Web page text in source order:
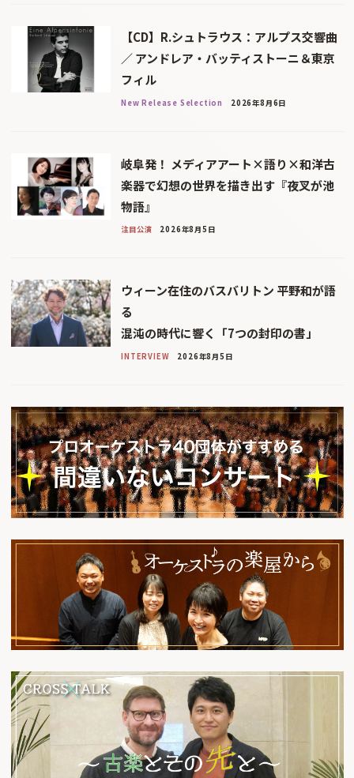
【CD】R.シュトラウス：アルプス交響曲
／ アンドレア・バッティストーニ＆東京
フィル
New Release Selection 2026年8月6日
岐阜発！ メディアアート×語り×和洋古
楽器で幻想の世界を描き出す『夜叉が池
物語』
注目公演 2026年8月5日
ウィーン在住のバスバリトン 平野和が語
る
混沌の時代に響く「7つの封印の書」
INTERVIEW 2026年8月5日